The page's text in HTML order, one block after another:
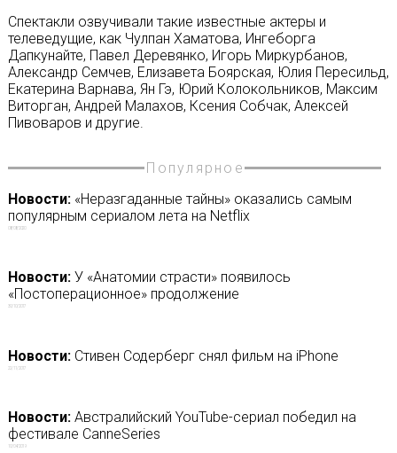
Спектакли озвучивали такие известные актеры и
телеведущие, как Чулпан Хаматова, Ингеборга
Дапкунайте, Павел Деревянко, Игорь Миркурбанов,
Александр Семчев, Елизавета Боярская, Юлия Пересильд,
Екатерина Варнава, Ян Гэ, Юрий Колокольников, Максим
Виторган, Андрей Малахов, Ксения Собчак, Алексей
Пивоваров и другие.
Популярное
Новости:«Неразгаданные тайны» оказались самым
популярным сериалом лета на Netflix
08/08/2020
Новости:У «Анатомии страсти» появилось
«Постоперационное» продолжение
30/10/2017
Новости:Стивен Содерберг снял фильм на iPhone
22/11/2017
Новости:Австралийский YouTube-сериал победил на
фестивале CanneSeries
10/04/2019